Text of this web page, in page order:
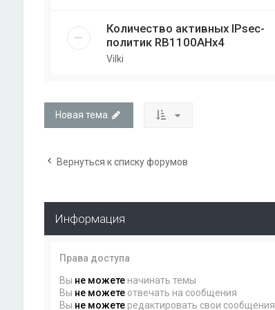
Количество активных IPsec-
политик RB1100AHx4
Vilki
Новая тема
Вернуться к списку форумов
Информация
Права доступа
Вы не можетеначинать темы
Вы не можетеотвечать на сообщения
Вы не можетередактировать свои сообщения